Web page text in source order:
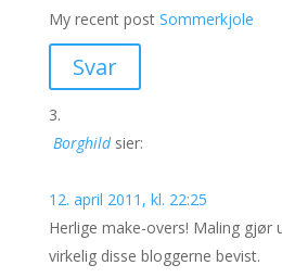
My recent post Sommerkjole
Svar
Borghild sier:
12. april 2011, kl. 22:25
Herlige make-overs! Maling gjør
virkelig disse bloggerne bevist.